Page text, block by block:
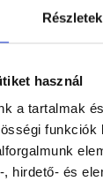
Részletek
használ
a tartalmak
funkciók
hirdető- és